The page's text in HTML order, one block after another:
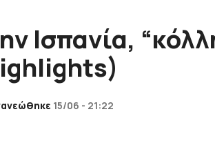
Ισπανία,
15/06 - 21:22